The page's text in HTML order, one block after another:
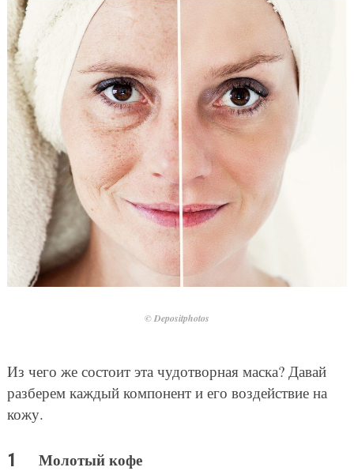
© Depositphotos
Из чего же состоит эта чудотворная маска? Давай
разберем каждый компонент и его воздействие на
кожу.
Молотый кофе